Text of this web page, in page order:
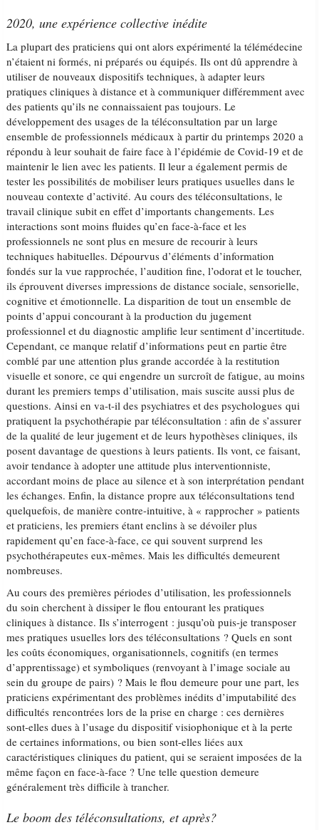
2020, une expérience collective inédite
La plupart des praticiens qui ont alors expérimenté la télémédecine
n’étaient ni formés, ni préparés ou équipés. Ils ont dû apprendre à
utiliser de nouveaux dispositifs techniques, à adapter leurs
pratiques cliniques à distance et à communiquer différemment avec
des patients qu’ils ne connaissaient pas toujours. Le
développement des usages de la téléconsultation par un large
ensemble de professionnels médicaux à partir du printemps 2020 a
répondu à leur souhait de faire face à l’épidémie de Covid-19 et de
maintenir le lien avec les patients. Il leur a également permis de
tester les possibilités de mobiliser leurs pratiques usuelles dans le
nouveau contexte d’activité. Au cours des téléconsultations, le
travail clinique subit en effet d’importants changements. Les
interactions sont moins fluides qu’en face-à-face et les
professionnels ne sont plus en mesure de recourir à leurs
techniques habituelles. Dépourvus d’éléments d’information
fondés sur la vue rapprochée, l’audition fine, l’odorat et le toucher,
ils éprouvent diverses impressions de distance sociale, sensorielle,
cognitive et émotionnelle. La disparition de tout un ensemble de
points d’appui concourant à la production du jugement
professionnel et du diagnostic amplifie leur sentiment d’incertitude.
Cependant, ce manque relatif d’informations peut en partie être
comblé par une attention plus grande accordée à la restitution
visuelle et sonore, ce qui engendre un surcroît de fatigue, au moins
durant les premiers temps d’utilisation, mais suscite aussi plus de
questions. Ainsi en va-t-il des psychiatres et des psychologues qui
pratiquent la psychothérapie par téléconsultation : afin de s’assurer
de la qualité de leur jugement et de leurs hypothèses cliniques, ils
posent davantage de questions à leurs patients. Ils vont, ce faisant,
avoir tendance à adopter une attitude plus interventionniste,
accordant moins de place au silence et à son interprétation pendant
les échanges. Enfin, la distance propre aux téléconsultations tend
quelquefois, de manière contre-intuitive, à « rapprocher » patients
et praticiens, les premiers étant enclins à se dévoiler plus
rapidement qu’en face-à-face, ce qui souvent surprend les
psychothérapeutes eux-mêmes. Mais les difficultés demeurent
nombreuses.
Au cours des premières périodes d’utilisation, les professionnels
du soin cherchent à dissiper le flou entourant les pratiques
cliniques à distance. Ils s’interrogent : jusqu’où puis-je transposer
mes pratiques usuelles lors des téléconsultations ? Quels en sont
les coûts économiques, organisationnels, cognitifs (en termes
d’apprentissage) et symboliques (renvoyant à l’image sociale au
sein du groupe de pairs) ? Mais le flou demeure pour une part, les
praticiens expérimentant des problèmes inédits d’imputabilité des
difficultés rencontrées lors de la prise en charge : ces dernières
sont-elles dues à l’usage du dispositif visiophonique et à la perte
de certaines informations, ou bien sont-elles liées aux
caractéristiques cliniques du patient, qui se seraient imposées de la
même façon en face-à-face ? Une telle question demeure
généralement très difficile à trancher.
Le boom des téléconsultations, et après?